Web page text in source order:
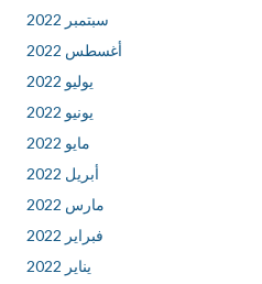
سبتمبر 2022
أغسطس 2022
يوليو 2022
يونيو 2022
مايو 2022
أبريل 2022
مارس 2022
فبراير 2022
يناير 2022